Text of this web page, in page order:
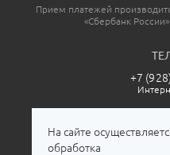
Прием платежей
«Сбербанк
+7
МЫ В
На сайте
обработка